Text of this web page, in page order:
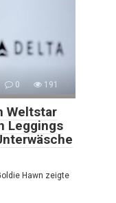
0 191
Weltstar
Leggings
Hawn zeigte